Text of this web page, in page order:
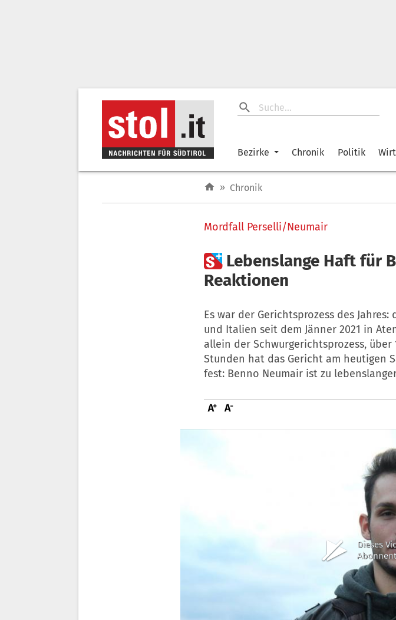
Bezirke Chronik Politik
» Chronik
Mordfall Perselli/Neumair
 Lebenslange Haft für
Reaktionen
Es war der Gerichtsprozess des
und Italien seit dem Jänner 2021 in
allein der Schwurgerichtsprozess,
Stunden hat das Gericht am heutigen
fest: Benno Neumair ist zu
Dieses